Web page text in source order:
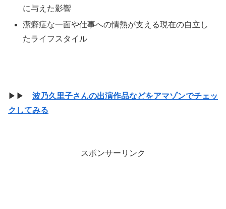
に与えた影響
潔癖症な一面や仕事への情熱が支える現在の自立し
たライフスタイル
▶▶ 波乃久里子さんの出演作品などをアマゾンでチェッ
クしてみる
スポンサーリンク